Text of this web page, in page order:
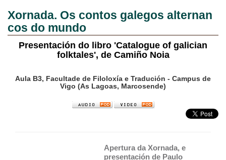
Xornada. Os contos galegos alternan
cos do mundo
Presentación do libro 'Catalogue of galician
folktales', de Camiño Noia
Aula B3, Facultade de Filoloxía e Tradución - Campus de
Vigo (As Lagoas, Marcosende)
Apertura da Xornada, e
presentación de Paulo